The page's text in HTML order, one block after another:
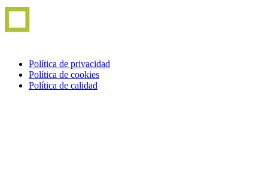
Política de privacidad
Política de cookies
Política de calidad